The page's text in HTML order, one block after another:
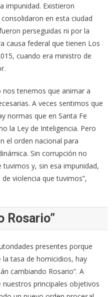
impunidad. Existieron
en esta ciudad
perseguidas ni por la
causa federal que tienen Los
cuando era ministro de
nos tenemos que animar a
A veces sentimos que
normas que en Santa Fe
la Ley de Inteligencia. Pero
el orden nacional para
Sin corrupción no
y, sin esa impunidad,
violencia que tuvimos”,
Rosario”
presentes porque
la tasa de homicidios, hay
cambiando Rosario”. A
principales objetivos